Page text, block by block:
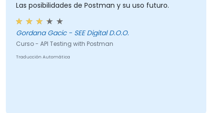
Las posibilidades de Postman y su uso futuro.
Gordana Gacic - SEE Digital D.O.O.
Curso - API Testing with Postman
Traducción Automática